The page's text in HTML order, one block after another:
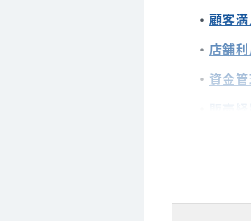
顧客
店舗
資金
3. クレジ